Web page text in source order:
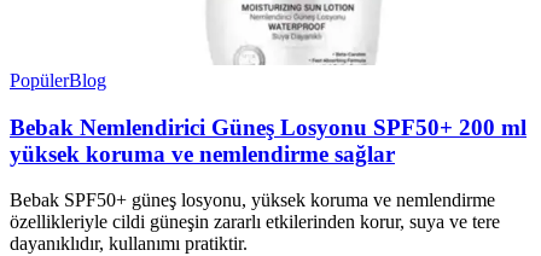
PopülerBlog
Bebak Nemlendirici Güneş Losyonu SPF50+ 200 ml
yüksek koruma ve nemlendirme sağlar
Bebak SPF50+ güneş losyonu, yüksek koruma ve nemlendirme
özellikleriyle cildi güneşin zararlı etkilerinden korur, suya ve tere
dayanıklıdır, kullanımı pratiktir.